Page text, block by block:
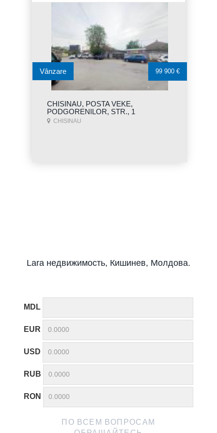
CHISINAU, POSTA VEKE,
PODGORENILOR, STR., 1
CHISINAU
Vânzare 99 900 €
Lara недвижимость, Кишинев, Молдова.
MDL
EUR
USD
RUB
RON
ПО ВСЕМ ВОПРОСАМ